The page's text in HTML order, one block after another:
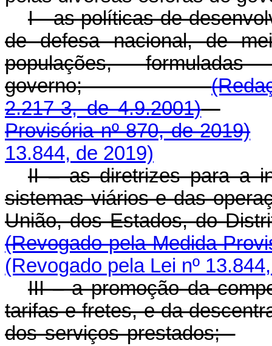
I - as políticas de
de defesa nacional, de
populações,
governo;
2.217-3, de 4.9.2001)
Provisória nº 870, de 2019)
13.844, de 2019)
II – as diretrizes para a
sistemas viários e das
União, dos Estados, do
(Revogado pela Medida
(Revogado pela Lei nº
III – a promoção da
tarifas e fretes, e da
dos serviços prestados;